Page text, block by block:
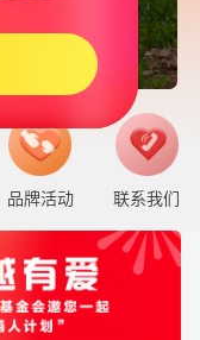
品牌活动 联系我们